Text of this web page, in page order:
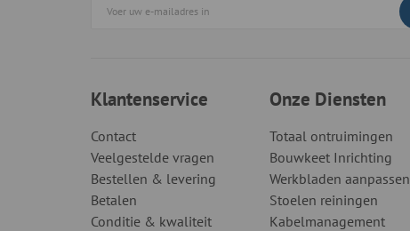
Klantenservice
Contact
Veelgestelde vragen
Bestellen & levering
Betalen
Conditie & kwaliteit
Onze Diensten
Totaal ontruimingen
Bouwkeet Inrichting
Werkbladen aanpassen
Stoelen reiningen
Kabelmanagement